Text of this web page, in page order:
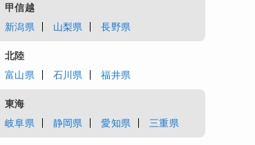
甲信越
新潟県
山梨県 長野県
北陸
富山県
石川県 福井県
東海
岐阜県
静岡県 愛知県 三重県